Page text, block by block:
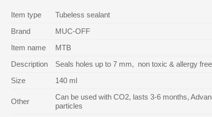
Item type Tubeless sealant
Brand MUC-OFF
Item name MTB
Description Seals holes up to 7 mm, non toxic & allergy
Size 140 ml
Other
Can be used with CO2, lasts 3-6 months,
particles